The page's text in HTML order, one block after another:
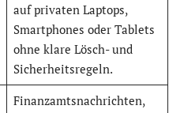
auf privaten Laptops,
Smartphones oder Tablets
ohne klare Lösch- und
Sicherheitsregeln.
Finanzamtsnachrichten,